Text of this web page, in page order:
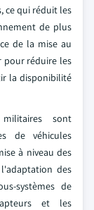
ce qui réduit les
de plus
de la mise au
pour réduire les
la disponibilité
sont
de véhicules
à niveau des
des
systèmes de
et les